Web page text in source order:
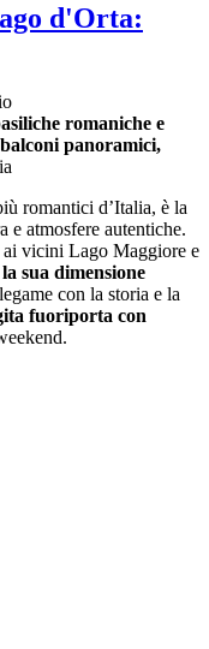
d'Orta:
romaniche e
panoramici,
romantici d’Italia, è la
e atmosfere autentiche.
vicini Lago Maggiore e
sua dimensione
con la storia e la
fuoriporta con